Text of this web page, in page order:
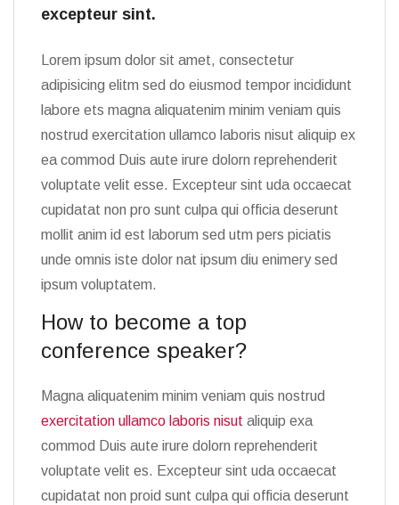
excepteur sint.
Lorem ipsum dolor sit amet, consectetur
adipisicing elitm sed do eiusmod tempor incididunt
labore ets magna aliquatenim minim veniam quis
nostrud exercitation ullamco laboris nisut aliquip ex
ea commod Duis aute irure dolorn reprehenderit
voluptate velit esse. Excepteur sint uda occaecat
cupidatat non pro sunt culpa qui officia deserunt
mollit anim id est laborum sed utm pers piciatis
unde omnis iste dolor nat ipsum diu enimery sed
ipsum voluptatem.
How to become a top
conference speaker?
Magna aliquatenim minim veniam quis nostrud
exercitation ullamco laboris nisut aliquip exa
commod Duis aute irure dolorn reprehenderit
voluptate velit es. Excepteur sint uda occaecat
cupidatat non proid sunt culpa qui officia deserunt